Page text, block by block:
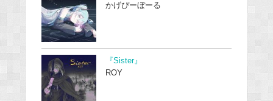
かげぴーぼーる
『Sister』
ROY